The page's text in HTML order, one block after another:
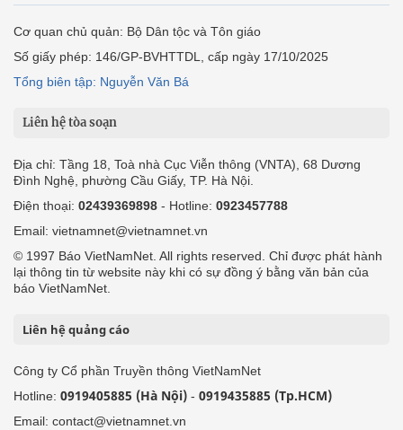
Cơ quan chủ quản: Bộ Dân tộc và Tôn giáo
Số giấy phép: 146/GP-BVHTTDL, cấp ngày 17/10/2025
Tổng biên tập: Nguyễn Văn Bá
Liên hệ tòa soạn
Địa chỉ: Tầng 18, Toà nhà Cục Viễn thông (VNTA), 68 Dương
Đình Nghệ, phường Cầu Giấy, TP. Hà Nội.
Điện thoại: 02439369898 - Hotline: 0923457788
Email: vietnamnet@vietnamnet.vn
© 1997 Báo VietNamNet. All rights reserved. Chỉ được phát hành
lại thông tin từ website này khi có sự đồng ý bằng văn bản của
báo VietNamNet.
Liên hệ quảng cáo
Công ty Cổ phần Truyền thông VietNamNet
Hotline: 0919405885 (Hà Nội) - 0919435885 (Tp.HCM)
Email: contact@vietnamnet.vn